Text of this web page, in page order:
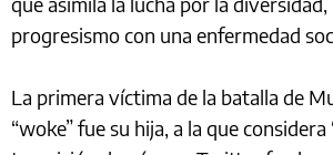
progresismo con una enfermedad
La primera víctima de la batalla de
“woke” fue su hija, a la que